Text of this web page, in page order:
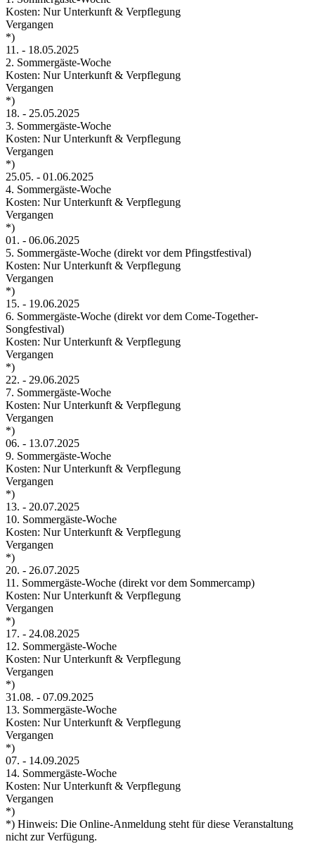
Kosten: Nur Unterkunft & Verpflegung
Vergangen
*)
11. - 18.05.2025
2. Sommergäste-Woche
Kosten: Nur Unterkunft & Verpflegung
Vergangen
*)
18. - 25.05.2025
3. Sommergäste-Woche
Kosten: Nur Unterkunft & Verpflegung
Vergangen
*)
25.05. - 01.06.2025
4. Sommergäste-Woche
Kosten: Nur Unterkunft & Verpflegung
Vergangen
*)
01. - 06.06.2025
5. Sommergäste-Woche (direkt vor dem Pfingstfestival)
Kosten: Nur Unterkunft & Verpflegung
Vergangen
*)
15. - 19.06.2025
6. Sommergäste-Woche (direkt vor dem Come-Together-
Songfestival)
Kosten: Nur Unterkunft & Verpflegung
Vergangen
*)
22. - 29.06.2025
7. Sommergäste-Woche
Kosten: Nur Unterkunft & Verpflegung
Vergangen
*)
06. - 13.07.2025
9. Sommergäste-Woche
Kosten: Nur Unterkunft & Verpflegung
Vergangen
*)
13. - 20.07.2025
10. Sommergäste-Woche
Kosten: Nur Unterkunft & Verpflegung
Vergangen
*)
20. - 26.07.2025
11. Sommergäste-Woche (direkt vor dem Sommercamp)
Kosten: Nur Unterkunft & Verpflegung
Vergangen
*)
17. - 24.08.2025
12. Sommergäste-Woche
Kosten: Nur Unterkunft & Verpflegung
Vergangen
*)
31.08. - 07.09.2025
13. Sommergäste-Woche
Kosten: Nur Unterkunft & Verpflegung
Vergangen
*)
07. - 14.09.2025
14. Sommergäste-Woche
Kosten: Nur Unterkunft & Verpflegung
Vergangen
*)
*) Hinweis: Die Online-Anmeldung steht für diese Veranstaltung
nicht zur Verfügung.